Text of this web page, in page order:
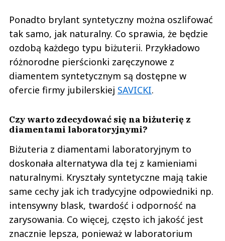
Ponadto brylant syntetyczny można oszlifować
tak samo, jak naturalny. Co sprawia, że będzie
ozdobą każdego typu biżuterii. Przykładowo
różnorodne pierścionki zaręczynowe z
diamentem syntetycznym są dostępne w
ofercie firmy jubilerskiej SAVICKI.
Czy warto zdecydować się na biżuterię z
diamentami laboratoryjnymi?
Biżuteria z diamentami laboratoryjnym to
doskonała alternatywa dla tej z kamieniami
naturalnymi. Kryształy syntetyczne mają takie
same cechy jak ich tradycyjne odpowiedniki np.
intensywny blask, twardość i odporność na
zarysowania. Co więcej, często ich jakość jest
znacznie lepsza, ponieważ w laboratorium